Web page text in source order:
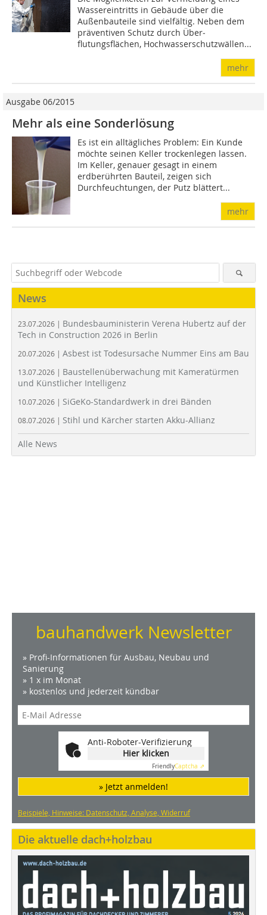
Wassereintritts in Gebäude über die
Außenbauteile sind vielfältig. Neben dem
präventiven Schutz durch Über­
flutungsflächen, Hochwasserschutzwällen...
mehr
Ausgabe 06/2015
Mehr als eine Sonderlösung
Es ist ein alltägliches Problem: Ein Kunde
möchte seinen Keller trockenlegen lassen.
Im Keller, genauer gesagt in einem
erdberührten Bauteil, zeigen sich
Durchfeuchtungen, der Putz blättert...
mehr
News
23.07.2026 | Bundesbauministerin Verena Hubertz auf der
Tech in Construction 2026 in Berlin
20.07.2026 | Asbest ist Todesursache Nummer Eins am Bau
13.07.2026 | Baustellenüberwachung mit Kameratürmen
und Künstlicher Intelligenz
10.07.2026 | SiGeKo-Standardwerk in drei Bänden
08.07.2026 | Stihl und Kärcher starten Akku-Allianz
Alle News
bauhandwerk Newsletter
» Profi-Informationen für Ausbau, Neubau und
Sanierung
» 1 x im Monat
» kostenlos und jederzeit kündbar
Anti-Roboter-Verifizierung
Hier klicken
FriendlyCaptcha ⇗
» Jetzt anmelden!
Beispiele, Hinweise: Datenschutz, Analyse, Widerruf
Die aktuelle dach+holzbau